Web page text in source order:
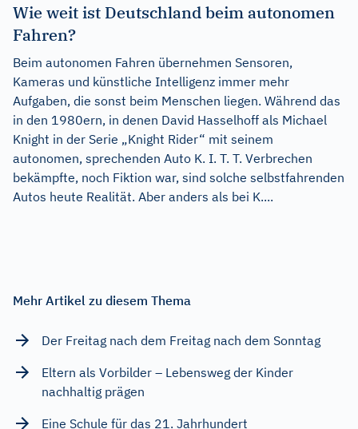
Wie weit ist Deutschland beim autonomen
Fahren?
Beim autonomen Fahren übernehmen Sensoren,
Kameras und künstliche Intelligenz immer mehr
Aufgaben, die sonst beim Menschen liegen. Während das
in den 1980ern, in denen David Hasselhoff als Michael
Knight in der Serie „Knight Rider“ mit seinem
autonomen, sprechenden Auto K. I. T. T. Verbrechen
bekämpfte, noch Fiktion war, sind solche selbstfahrenden
Autos heute Realität. Aber anders als bei K....
Mehr Artikel zu diesem Thema
Der Freitag nach dem Freitag nach dem Sonntag
Eltern als Vorbilder – Lebensweg der Kinder
nachhaltig prägen
Eine Schule für das 21. Jahrhundert